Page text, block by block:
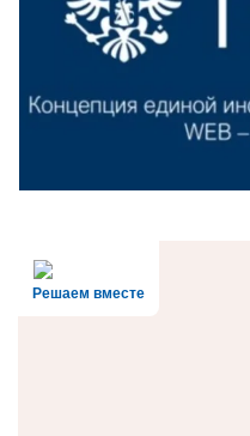
Решаем вместе